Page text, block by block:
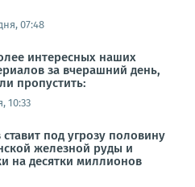
07:48
интересных наших
за вчерашний день,
пропустить:
10:33
под угрозу половину
железной руды и
на десятки миллионов